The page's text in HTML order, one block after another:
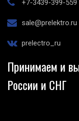
+7-3439-399-559
sale@prelektro.ru
prelectro_ru
Принимаем и
России и СНГ